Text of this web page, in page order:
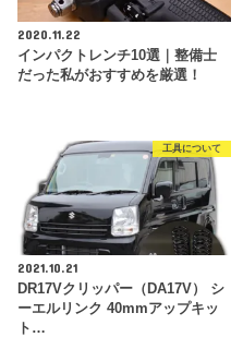
2020.11.22
インパクトレンチ10選｜整備士
だった私がおすすめを厳選！
工具について
2021.10.21
DR17Vクリッパー（DA17V） シ
ーエルリンク 40mmアップキッ
ト…